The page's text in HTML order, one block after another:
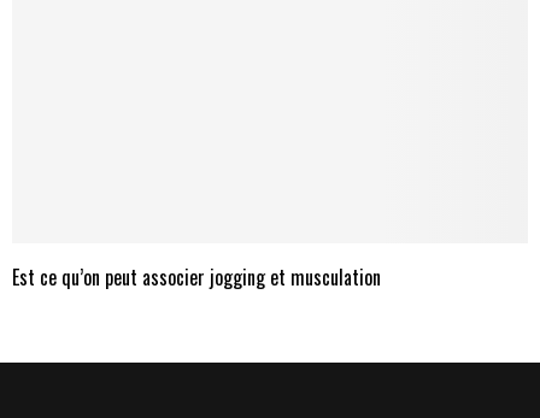
Est ce qu’on peut associer jogging et musculation